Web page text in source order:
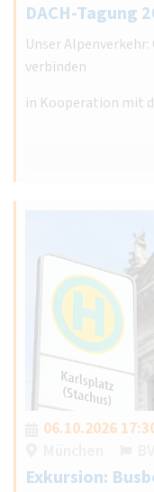
DACH-Tagung
Unser
verbinden
in Kooperation mit
06.10.2026
Exkursion: